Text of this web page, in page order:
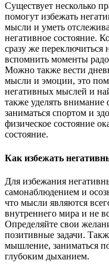
Существует несколько
помогут избежать
мысли и уметь
негативное состояние.
сразу же переключиться
вспомнить моменты
Можно также вести
мысли и эмоции, это
негативных мыслей и
также уделять
заниматься спортом и
физическое состояние
состояние.
Как избежать
Для избежания
самонаблюдением и
что мысли являются
внутреннего мира и не
Определяйте свои
позитивные задачи.
мышление, заниматься
глубоким дыханием.